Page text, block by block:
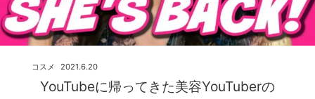
YouTubeに帰ってきた美容YouTuberの
2021.6.20
コスメ